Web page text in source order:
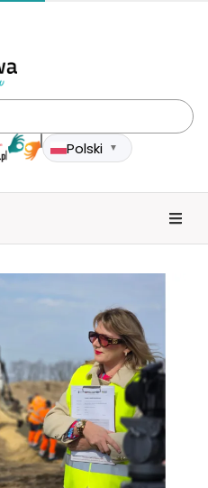
Polski ▼